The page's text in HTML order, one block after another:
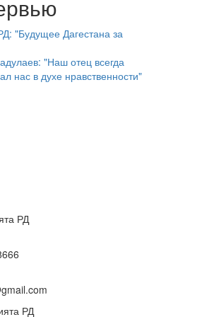
"Будущее Дагестана за
"Наш отец всегда
нас в духе нравственности"
РД
РД